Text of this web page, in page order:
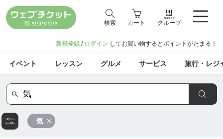
検索 カート グループ
新規登録 / ログイン してお買い物するとポイントがたまる！
イベント レッスン グルメ サービス 旅行・レジ
気